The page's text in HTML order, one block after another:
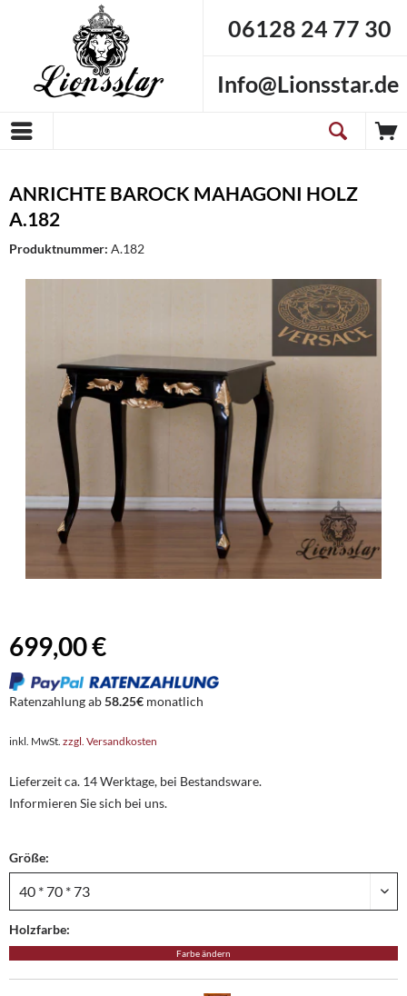
06128 24 77 30
Info@Lionsstar.de
ANRICHTE BAROCK MAHAGONI HOLZ
A.182
Produktnummer: A.182
699,00 €
Ratenzahlung ab58.25€ monatlich
inkl. MwSt. zzgl. Versandkosten
Lieferzeit ca. 14 Werktage, bei Bestandsware.
Informieren Sie sich bei uns.
Größe:
Holzfarbe:
Farbe ändern